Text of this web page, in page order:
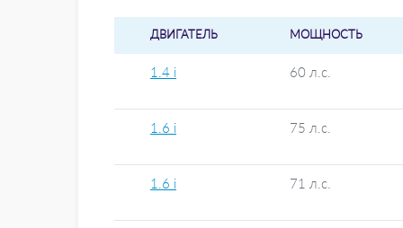
ДВИГАТЕЛЬ МОЩНОСТЬ
1.4 i 60 л.с.
1.6 i 75 л.с.
1.6 i 71 л.с.